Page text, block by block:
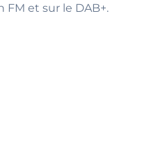
FM et sur le DAB+.